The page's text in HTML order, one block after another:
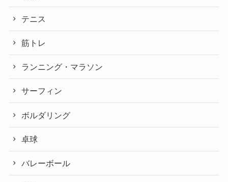
テニス
筋トレ
ランニング・マラソン
サーフィン
ボルダリング
卓球
バレーボール